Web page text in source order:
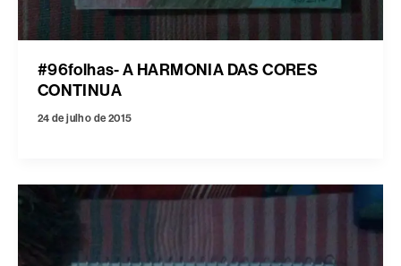
#96folhas- A HARMONIA DAS CORES
CONTINUA
24 de julho de 2015